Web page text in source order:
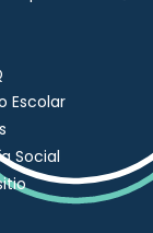
Escolar
Social